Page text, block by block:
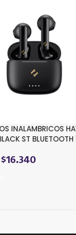
INALAMBRICOS
ST BLUETOOTH
$16.340